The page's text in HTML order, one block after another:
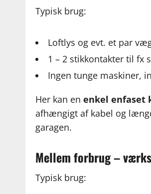
Typisk brug:
Loftlys og evt. et par
1 – 2 stikkontakter til fx
Ingen tunge maskiner,
Her kan enenkel enfaset
afhængigt af kabel og
garagen.
Mellem forbrug –
Typisk brug: